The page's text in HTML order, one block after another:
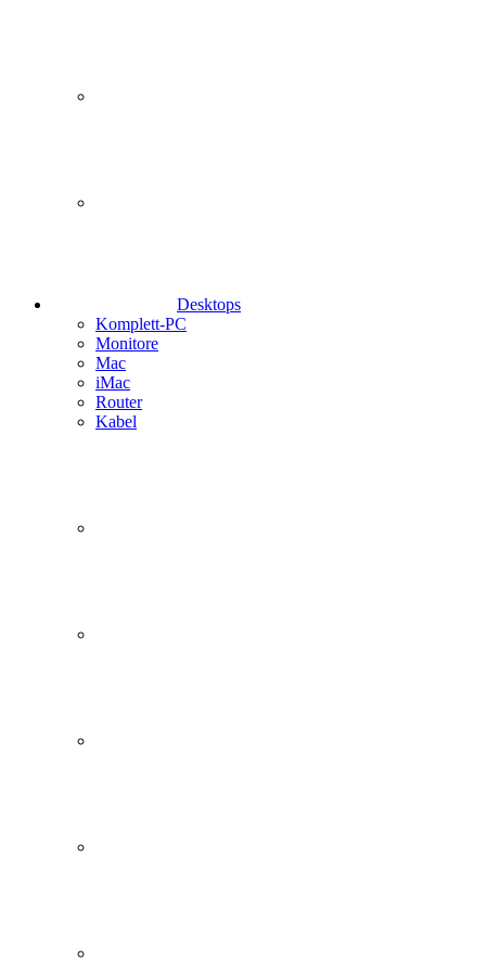
Desktops
Komplett-PC
Monitore
Mac
iMac
Router
Kabel